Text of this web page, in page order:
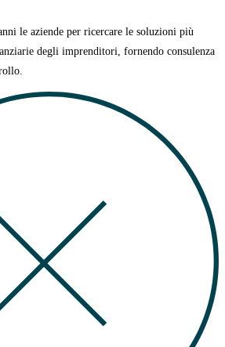
le aziende per ricercare le soluzioni più
degli imprenditori, fornendo consulenza